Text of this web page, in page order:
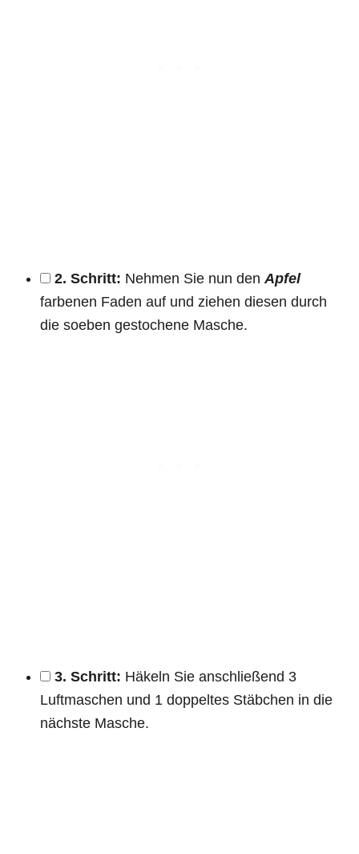
2. Schritt: Nehmen Sie nun den Apfel
farbenen Faden auf und ziehen diesen durch
die soeben gestochene Masche.
3. Schritt: Häkeln Sie anschließend 3
Luftmaschen und 1 doppeltes Stäbchen in die
nächste Masche.